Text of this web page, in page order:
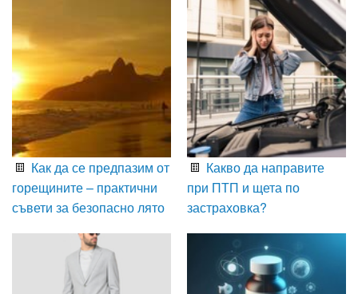
Как да се предпазим от
горещините – практични
съвети за безопасно лято
Какво да направите
при ПТП и щета по
застраховка?